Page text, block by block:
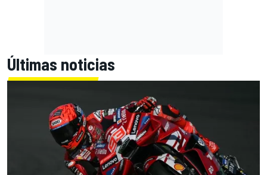
Últimas noticias